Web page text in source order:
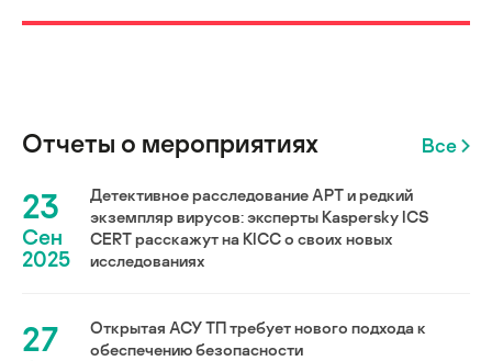
Отчеты о мероприятиях Все
23
Сен
2025
Детективное расследование АРТ и редкий
экземпляр вирусов: эксперты Kaspersky ICS
CERT расскажут на KICC о своих новых
исследованиях
27
Открытая АСУ ТП требует нового подхода к
обеспечению безопасности